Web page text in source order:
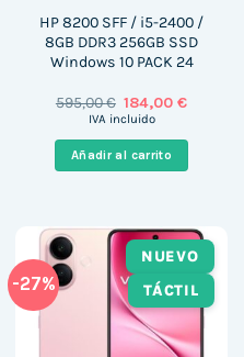
HP 8200 SFF / i5-2400 /
8GB DDR3 256GB SSD
Windows 10 PACK 24
595,00€ El
precio
era:
595,00 €.
184,00€El
es:
IVA incluido
Añadir al carrito
-27%
NUEVO
TÁCTIL